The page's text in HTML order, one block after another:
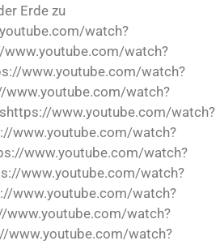
Erde zu
watch?
watch?
www.youtube.com/watch?
www.youtube.com/watch?
www.youtube.com/watch?
www.youtube.com/watch?
www.youtube.com/watch?
www.youtube.com/watch?
www.youtube.com/watch?
www.youtube.com/watch?
www.youtube.com/watch?